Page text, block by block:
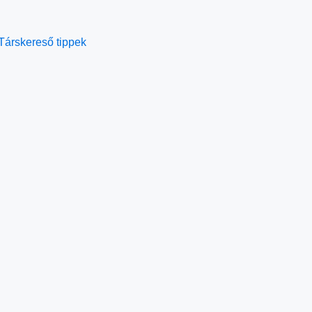
tippek